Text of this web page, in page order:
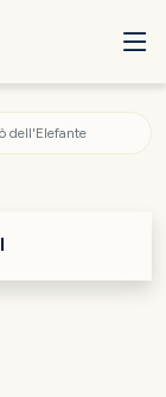
dell'Elefante